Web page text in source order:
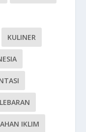
KULINER
IKLIM